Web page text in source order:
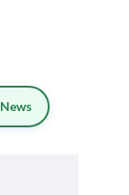
News